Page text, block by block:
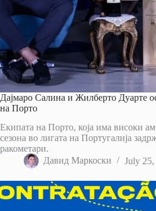
Дајмаро Салина и Жилберто Дуарте
на Порто
Екипата на Порто, која има високи
сезона во лигата на Португалија
ракометари.
Давид Маркоски
July